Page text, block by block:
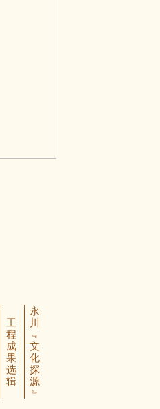
工
程
成
果
选
辑
永
川
﹃
文
化
探
源
﹄